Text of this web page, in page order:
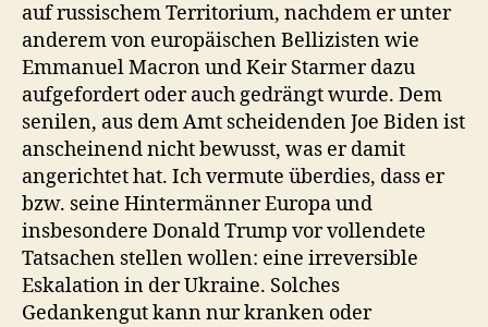
auf russischem Territorium, nachdem er unter
anderem von europäischen Bellizisten wie
Emmanuel Macron und Keir Starmer dazu
aufgefordert oder auch gedrängt wurde. Dem
senilen, aus dem Amt scheidenden Joe Biden ist
anscheinend nicht bewusst, was er damit
angerichtet hat. Ich vermute überdies, dass er
bzw. seine Hintermänner Europa und
insbesondere Donald Trump vor vollendete
Tatsachen stellen wollen: eine irreversible
Eskalation in der Ukraine. Solches
Gedankengut kann nur kranken oder